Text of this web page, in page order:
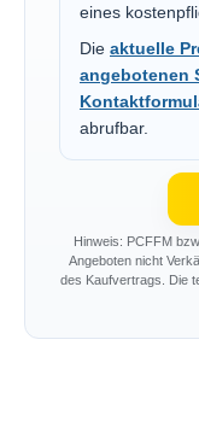
eines
Die aktuelle
angebotenen
abrufbar.
Hinweis: PCFFM
Angeboten nicht
des Kaufvertrags. Die